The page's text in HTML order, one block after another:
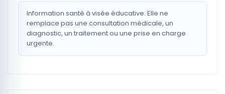
Information santé à visée éducative. Elle ne
remplace pas une consultation médicale, un
diagnostic, un traitement ou une prise en charge
urgente.